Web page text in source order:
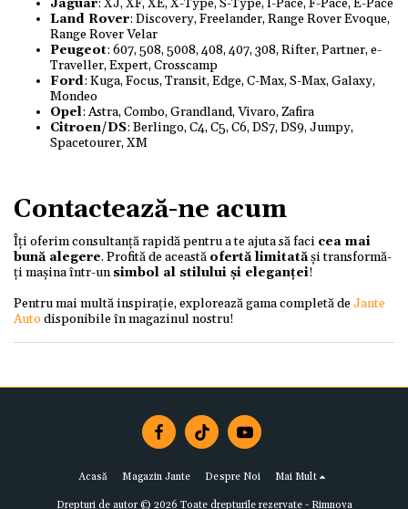
Jaguar: XJ, XF, XE, X-Type, S-Type, I-Pace, F-Pace, E-Pace
Land Rover: Discovery, Freelander, Range Rover Evoque,
Range Rover Velar
Peugeot: 607, 508, 5008, 408, 407, 308, Rifter, Partner, e-
Traveller, Expert, Crosscamp
Ford: Kuga, Focus, Transit, Edge, C-Max, S-Max, Galaxy,
Mondeo
Opel: Astra, Combo, Grandland, Vivaro, Zafira
Citroen/DS: Berlingo, C4, C5, C6, DS7, DS9, Jumpy,
Spacetourer, XM
Contactează-ne acum
Îți oferim consultanță rapidă pentru a te ajuta să faci cea mai
bună alegere. Profită de această ofertă limitatăși transformă-
ți mașina într-unsimbol al stilului și eleganței!
Pentru mai multă inspirație, explorează gama completă deJante
Autodisponibile în magazinul nostru!
Acasă Magazin Jante Despre Noi Mai Mult
Drepturi de autor © 2026 Toate drepturile rezervate - Rimnova